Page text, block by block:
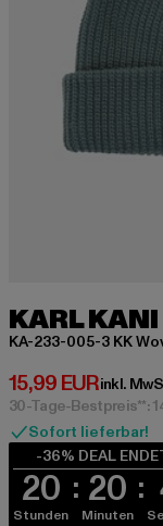
KARL KANI
KA-233-005-3 KK
15,99 EUR
Derzeitiger Preis:
inkl.
30-Tage-Bestpreis**:
Sofort lieferbar!
-36% DEAL
20
Stunden
20
Minuten